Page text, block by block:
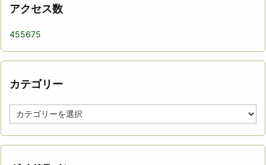
アクセス数
455675
カテゴリー
テ
リ